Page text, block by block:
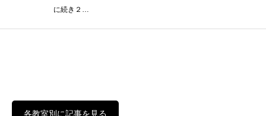
に続き２…
各教室別に記事を見る